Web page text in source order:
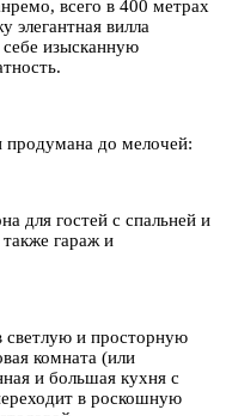
, всего в 400 метрах
элегантная вилла
изысканную
продумана до мелочей:
для гостей с спальней и
также гараж и
светлую и просторную
комната (или
и большая кухня с
в роскошную